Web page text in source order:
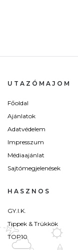
UTAZÓMAJOM
Főoldal
Ajánlatok
Adatvédelem
Impresszum
Médiaajánlat
Sajtómegjelenések
HASZNOS
GY.I.K.
Tippek & Trükkök
TOP10